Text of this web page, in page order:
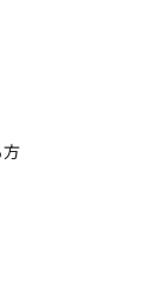
た転職サイトで
化サービスを目
能を持つサイ
ービス改善の提
向上のため、